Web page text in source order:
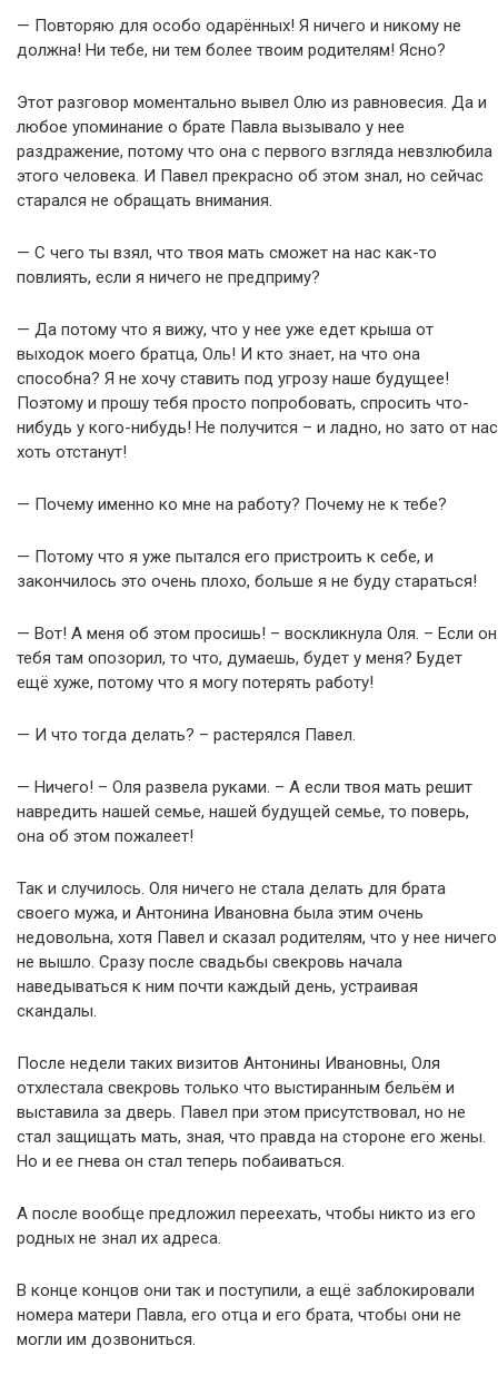
— Повторяю для особо одарённых! Я ничего и никому не
должна! Ни тебе, ни тем более твоим родителям! Ясно?
Этот разговор моментально вывел Олю из равновесия. Да и
любое упоминание о брате Павла вызывало у нее
раздражение, потому что она с первого взгляда невзлюбила
этого человека. И Павел прекрасно об этом знал, но сейчас
старался не обращать внимания.
— С чего ты взял, что твоя мать сможет на нас как-то
повлиять, если я ничего не предприму?
— Да потому что я вижу, что у нее уже едет крыша от
выходок моего братца, Оль! И кто знает, на что она
способна? Я не хочу ставить под угрозу наше будущее!
Поэтому и прошу тебя просто попробовать, спросить что-
нибудь у кого-нибудь! Не получится – и ладно, но зато от нас
хоть отстанут!
— Почему именно ко мне на работу? Почему не к тебе?
— Потому что я уже пытался его пристроить к себе, и
закончилось это очень плохо, больше я не буду стараться!
— Вот! А меня об этом просишь! – воскликнула Оля. – Если он
тебя там опозорил, то что, думаешь, будет у меня? Будет
ещё хуже, потому что я могу потерять работу!
— И что тогда делать? – растерялся Павел.
— Ничего! – Оля развела руками. – А если твоя мать решит
навредить нашей семье, нашей будущей семье, то поверь,
она об этом пожалеет!
Так и случилось. Оля ничего не стала делать для брата
своего мужа, и Антонина Ивановна была этим очень
недовольна, хотя Павел и сказал родителям, что у нее ничего
не вышло. Сразу после свадьбы свекровь начала
наведываться к ним почти каждый день, устраивая
скандалы.
После недели таких визитов Антонины Ивановны, Оля
отхлестала свекровь только что выстиранным бельём и
выставила за дверь. Павел при этом присутствовал, но не
стал защищать мать, зная, что правда на стороне его жены.
Но и ее гнева он стал теперь побаиваться.
А после вообще предложил переехать, чтобы никто из его
родных не знал их адреса.
В конце концов они так и поступили, а ещё заблокировали
номера матери Павла, его отца и его брата, чтобы они не
могли им дозвониться.